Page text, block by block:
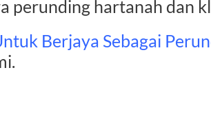
perunding hartanah dan
Berjaya Sebagai